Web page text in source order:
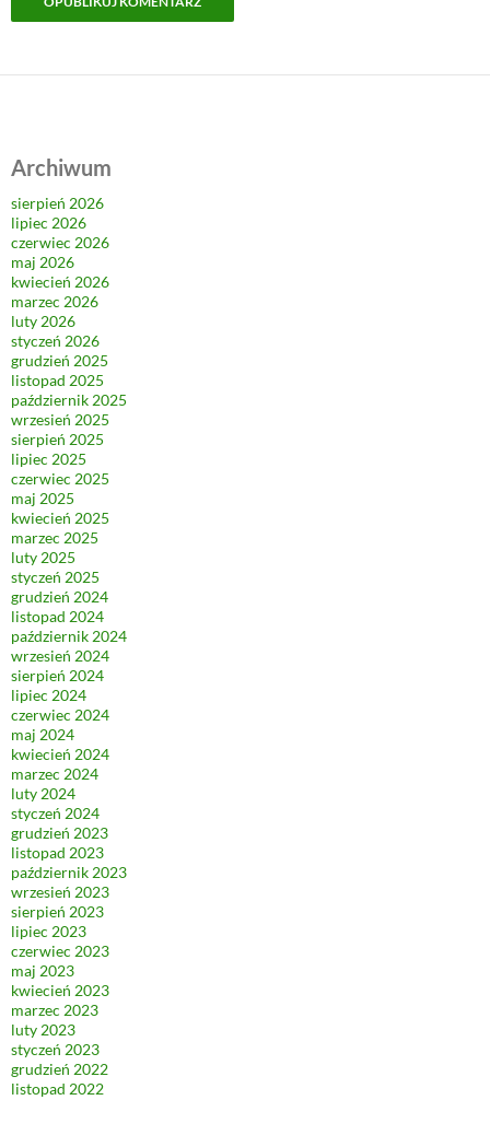
Archiwum
sierpień 2026
lipiec 2026
czerwiec 2026
maj 2026
kwiecień 2026
marzec 2026
luty 2026
styczeń 2026
grudzień 2025
listopad 2025
październik 2025
wrzesień 2025
sierpień 2025
lipiec 2025
czerwiec 2025
maj 2025
kwiecień 2025
marzec 2025
luty 2025
styczeń 2025
grudzień 2024
listopad 2024
październik 2024
wrzesień 2024
sierpień 2024
lipiec 2024
czerwiec 2024
maj 2024
kwiecień 2024
marzec 2024
luty 2024
styczeń 2024
grudzień 2023
listopad 2023
październik 2023
wrzesień 2023
sierpień 2023
lipiec 2023
czerwiec 2023
maj 2023
kwiecień 2023
marzec 2023
luty 2023
styczeń 2023
grudzień 2022
listopad 2022